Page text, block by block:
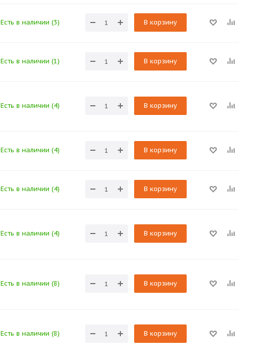
Есть в наличии (3) В корзину
Есть в наличии (1) В корзину
Есть в наличии (4) В корзину
Есть в наличии (4) В корзину
Есть в наличии (4) В корзину
Есть в наличии (4) В корзину
Есть в наличии (8) В корзину
Есть в наличии (8) В корзину